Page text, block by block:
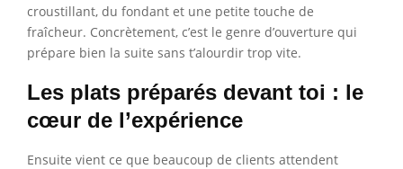
croustillant, du fondant et une petite touche de
fraîcheur. Concrètement, c’est le genre d’ouverture qui
prépare bien la suite sans t’alourdir trop vite.
Les plats préparés devant toi : le
cœur de l’expérience
Ensuite vient ce que beaucoup de clients attendent